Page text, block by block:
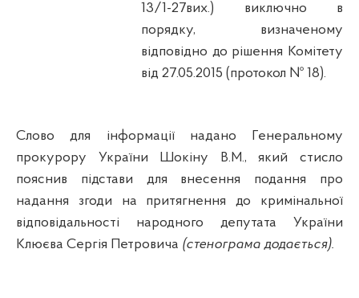
13/1-27вих.) виключно в
порядку, визначеному
відповідно до рішення Комітету
від 27.05.2015 (протокол № 18).
Слово для інформації надано Генеральному
прокурору України
Шокіну В.М., який стисло
пояснив підстави для внесення подання про
надання згоди на притягнення до кримінальної
відповідальності народного депутата України
Клюєва Сергія Петровича (стенограма додається).